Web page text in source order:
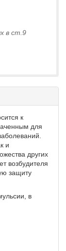
в ст.9
к
для
и
других
возбудителя
защиту
в